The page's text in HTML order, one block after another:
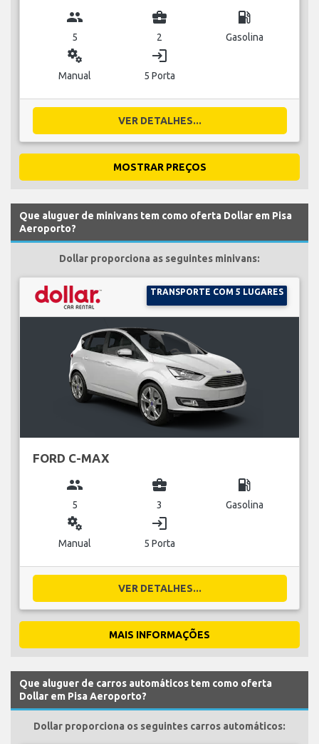
group
5
business_center
2
local_gas_station
Gasolina
miscellaneous_services
Manual
login
5 Porta
VER DETALHES...
MOSTRAR PREÇOS
Que aluguer de minivans tem como oferta Dollar em Pisa
Aeroporto?
Dollar proporciona as seguintes minivans:
TRANSPORTE COM 5 LUGARES
FORD C-MAX
group
5
business_center
3
local_gas_station
Gasolina
miscellaneous_services
Manual
login
5 Porta
VER DETALHES...
MAIS INFORMAÇÕES
Que aluguer de carros automáticos tem como oferta
Dollar em Pisa Aeroporto?
Dollar proporciona os seguintes carros automáticos: